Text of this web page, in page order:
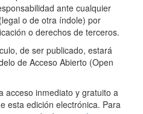
ante cualquier
o de otra índole) por
o derechos de terceros.
de ser publicado, estará
de Acceso Abierto (Open
acceso inmediato y gratuito a
esta edición electrónica. Para